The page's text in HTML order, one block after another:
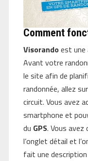
Comment
Visorando est une
Avant votre
le site afin de
randonnée, allez
circuit. Vous avez
smartphone et
du GPS. Vous avez
l’onglet détail et
fait une